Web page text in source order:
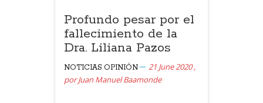
Profundo pesar por el
fallecimiento de la
Dra. Liliana Pazos
NOTICIAS OPINIÓN 21 June 2020 ,
porJuan Manuel Baamonde